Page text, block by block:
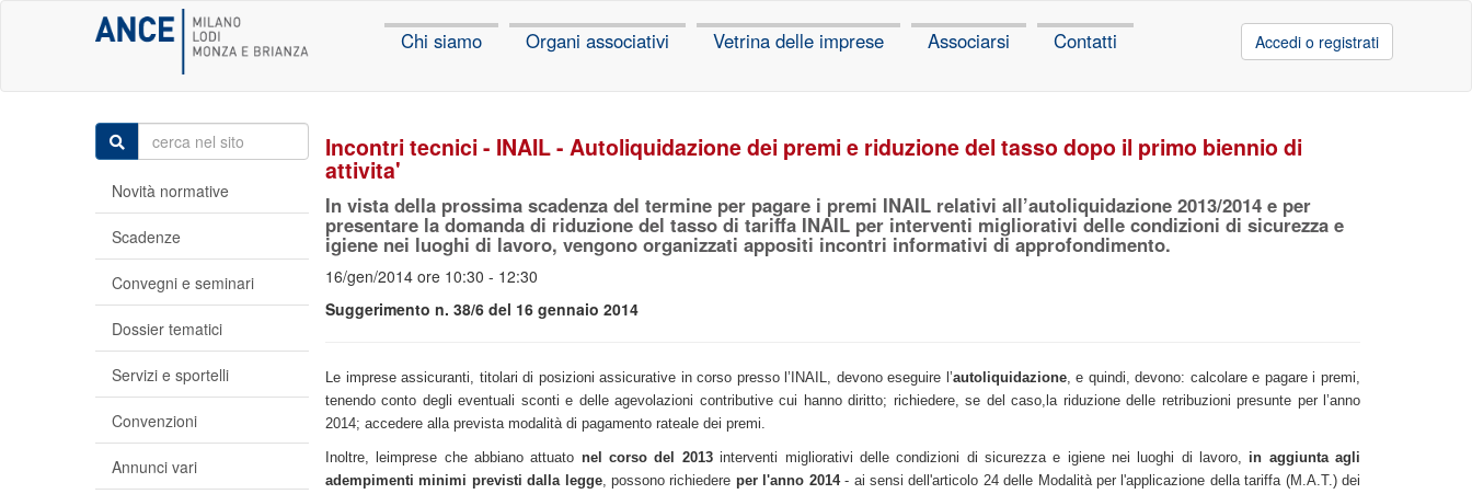
Chi siamo Organi associativi Vetrina delle imprese Associarsi Contatti Accedi o registrati
Incontri tecnici - INAIL - Autoliquidazione dei premi e riduzione del tasso dopo il primo biennio di
attivita'
In vista della prossima scadenza del termine per pagare i premi INAIL relativi all’autoliquidazione 2013/2014 e per
presentare la domanda di riduzione del tasso di tariffa INAIL per interventi migliorativi delle condizioni di sicurezza e
igiene nei luoghi di lavoro, vengono organizzati appositi incontri informativi di approfondimento.
16/gen/2014 ore 10:30 - 12:30
Suggerimento n. 38/6 del 16 gennaio 2014
Le imprese assicuranti, titolari di posizioni assicurative in corso presso l’INAIL, devono eseguire l’autoliquidazione, e quindi, devono: calcolare e pagare i premi,
tenendo conto degli eventuali sconti e delle agevolazioni contributive cui hanno diritto; richiedere, se del caso,la riduzione delle retribuzioni presunte per l’anno
2014; accedere alla prevista modalità di pagamento rateale dei premi.
Inoltre, leimprese che abbiano attuato nel corso del 2013interventi migliorativi delle condizioni di sicurezza e igiene nei luoghi di lavoro, in aggiunta agli
adempimenti minimi previsti dalla legge, possono richiedere per l'anno 2014- ai sensi dell'articolo 24 delle Modalità per l'applicazione della tariffa (M.A.T.) dei
Novità normative
Scadenze
Convegni e seminari
Dossier tematici
Servizi e sportelli
Convenzioni
Annunci vari